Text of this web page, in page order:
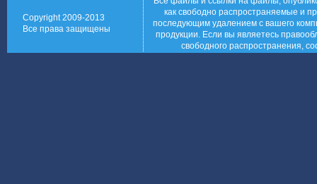
Copyright 2009-2013
Все права защищены
как свободно распространяемые и
последующим удалением с вашего
продукции. Если вы являетесь
свободного распространения,